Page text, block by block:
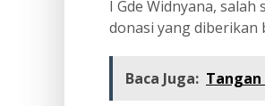
I Gde Widnyana,
donasi yang diberikan
Baca Juga: Tangan